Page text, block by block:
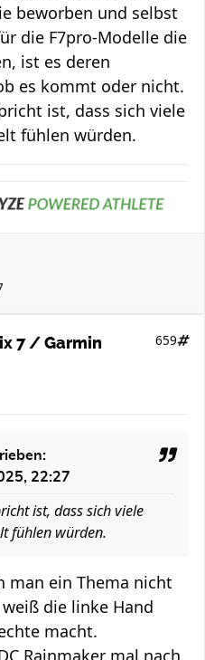
beworben und selbst
die F7pro-Modelle die
ist es deren
es kommt oder nicht.
ist, dass sich viele
fühlen würden.
7 / Garmin
659
22:27
ist, dass sich viele
fühlen würden.
man ein Thema nicht
die linke Hand
macht.
Rainmaker mal nach,